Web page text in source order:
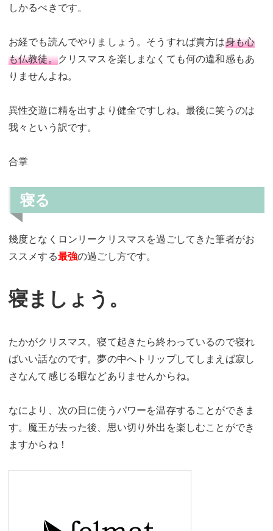
しかるべきです。
お経でも読んでやりましょう。そうすれば貴方は身も心
も仏教徒。クリスマスを楽しまなくても何の違和感もあ
りませんよね。
異性交遊に精を出すより健全ですしね。最後に笑うのは
我々という訳です。
合掌
寝る
幾度となくロンリークリスマスを過ごしてきた筆者がお
ススメする最強の過ごし方です。
寝ましょう。
たかがクリスマス。寝て起きたら終わっているので寝れ
ばいい話なのです。夢の中へトリップしてしまえば寂し
さなんて感じる暇などありませんからね。
なにより、次の日に使うパワーを温存することができま
す。魔王が去った後、思い切り外出を楽しむことができ
ますからね！